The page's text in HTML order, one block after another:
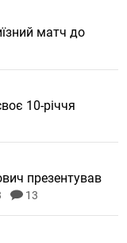
матч до
10-річчя
презентував
13